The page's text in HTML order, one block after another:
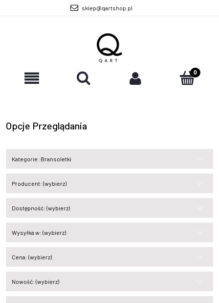
sklep@qartshop.pl
Opcje Przeglądania
Kategorie: Bransoletki
Producent: (wybierz)
Dostępność: (wybierz)
Wysyłka w: (wybierz)
Cena: (wybierz)
Nowość: (wybierz)